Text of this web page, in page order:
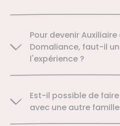
Pour devenir Auxiliaire
Domaliance, faut-il
l'expérience ?
Est-il possible de
avec une autre famille